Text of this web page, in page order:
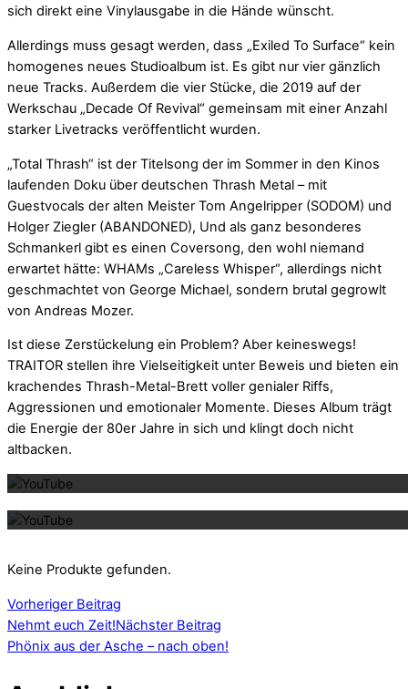
sich direkt eine Vinylausgabe in die Hände wünscht.
Allerdings muss gesagt werden, dass „Exiled To Surface“ kein
homogenes neues Studioalbum ist. Es gibt nur vier gänzlich
neue Tracks. Außerdem die vier Stücke, die 2019 auf der
Werkschau „Decade Of Revival“ gemeinsam mit einer Anzahl
starker Livetracks veröffentlicht wurden.
„Total Thrash“ ist der Titelsong der im Sommer in den Kinos
laufenden Doku über deutschen Thrash Metal – mit
Guestvocals der alten Meister Tom Angelripper (SODOM) und
Holger Ziegler (ABANDONED), Und als ganz besonderes
Schmankerl gibt es einen Coversong, den wohl niemand
erwartet hätte: WHAMs „Careless Whisper“, allerdings nicht
geschmachtet von George Michael, sondern brutal gegrowlt
von Andreas Mozer.
Ist diese Zerstückelung ein Problem? Aber keineswegs!
TRAITOR stellen ihre Vielseitigkeit unter Beweis und bieten ein
krachendes Thrash-Metal-Brett voller genialer Riffs,
Aggressionen und emotionaler Momente. Dieses Album trägt
die Energie der 80er Jahre in sich und klingt doch nicht
altbacken.
Mit dem
Keine Produkte gefunden.
Vorheriger Beitrag
Nehmt euch Zeit!Nächster Beitrag
Phönix aus der Asche – nach oben!